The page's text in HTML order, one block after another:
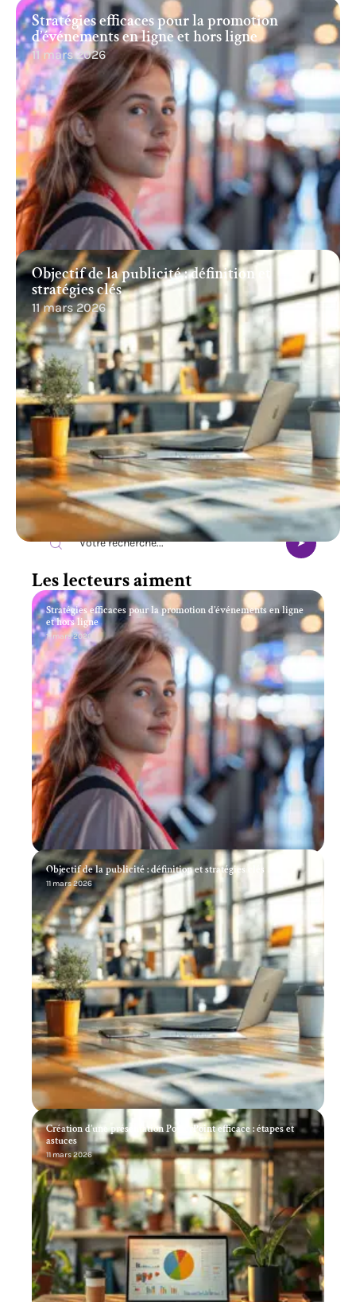
Stratégies efficaces pour la promotion
d’événements en ligne et hors ligne
11 mars 2026
Objectif de la publicité : définition et
stratégies clés
11 mars 2026
Recherche
Les lecteurs aiment
Stratégies efficaces pour la promotion d’événements en ligne
et hors ligne
11 mars 2026
Objectif de la publicité : définition et stratégies clés
11 mars 2026
Création d’une présentation PowerPoint efficace : étapes et
astuces
11 mars 2026